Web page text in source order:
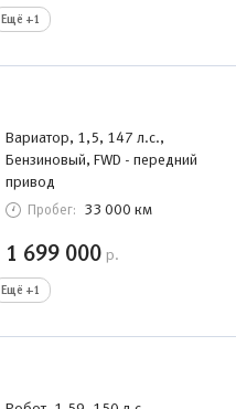
Ещё +1
Вариатор, 1,5, 147 л.с.,
Бензиновый, FWD - передний
привод
Пробег: 33 000 км
1 699 000 р.
Ещё +1